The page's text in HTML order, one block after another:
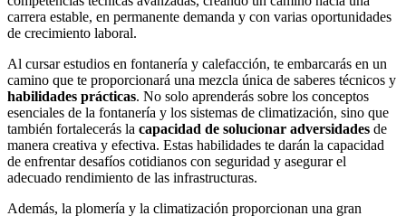
carrera estable, en permanente demanda y con varias oportunidades
de crecimiento laboral.
Al cursar estudios en fontanería y calefacción, te embarcarás en un
camino que te proporcionará una mezcla única de saberes técnicos y
habilidades prácticas. No solo aprenderás sobre los conceptos
esenciales de la fontanería y los sistemas de climatización, sino que
también fortalecerás la capacidad de solucionar adversidades de
manera creativa y efectiva. Estas habilidades te darán la capacidad
de enfrentar desafíos cotidianos con seguridad y asegurar el
adecuado rendimiento de las infrastructuras.
Además, la plomería y la climatización proporcionan una gran